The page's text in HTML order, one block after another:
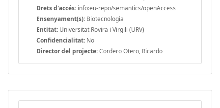
Drets d'accés: info:eu-repo/semantics/openAccess
Ensenyament(s): Biotecnologia
Entitat: Universitat Rovira i Virgili (URV)
Confidencialitat: No
Director del projecte:Cordero Otero, Ricardo